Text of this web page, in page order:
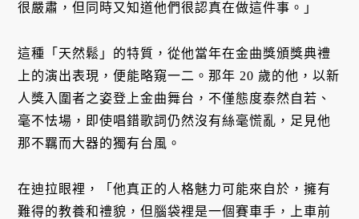
很嚴肅，但同時又知道他們很認真在做這件事。」
這種「天然鬆」的特質，從他當年在金曲獎頒獎典禮
上的演出表現，便能略窺一二。那年 20 歲的他，以新
人獎入圍者之姿登上金曲舞台，不僅態度泰然自若、
毫不怯場，即使唱錯歌詞仍然沒有絲毫慌亂，足見他
那不羈而大器的獨有台風。
在迪拉眼裡，「他真正的人格魅力可能來自於，擁有
難得的教養和禮貌，但腦袋裡是一個賽車手，上車前